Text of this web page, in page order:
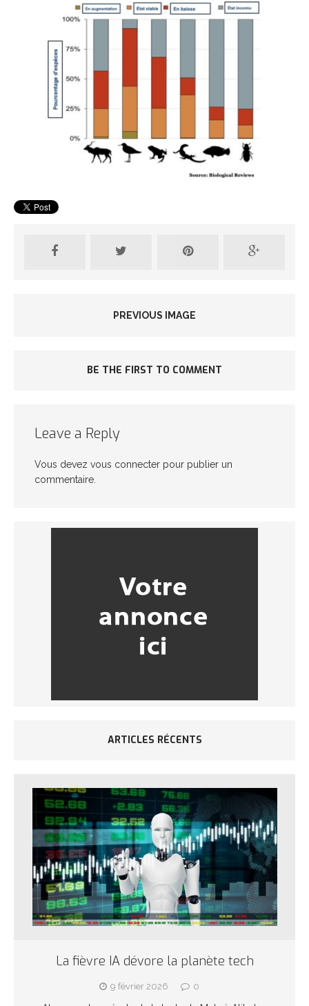
PREVIOUS IMAGE
BE THE FIRST TO COMMENT
Leave a Reply
Vous devez vous connecter pour publier un
commentaire.
ARTICLES RÉCENTS
La fièvre IA dévore la planète tech
9 février 2026 0